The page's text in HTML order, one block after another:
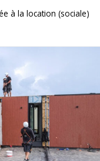
à la location (sociale)